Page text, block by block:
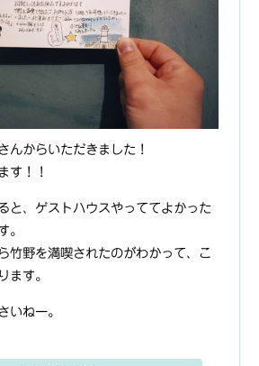
んからいただきました！
す！！
と、ゲストハウスやっててよかった
。
竹野を満喫されたのがわかって、こ
ます。
いねー。